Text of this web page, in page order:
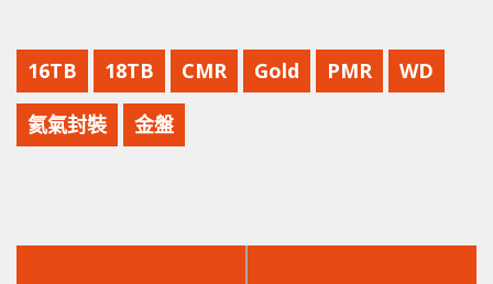
16TB 18TB CMR Gold PMR WD
氦氣封裝 金盤